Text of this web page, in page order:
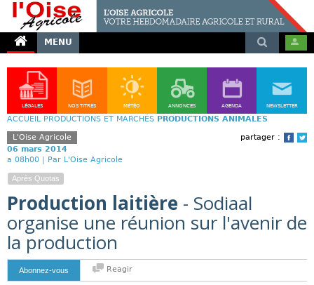
MENU
LÉGALES NOS TITRES MÉTÉO ANNONCES AGENDA NEWSLETTER
ACCUEIL PRODUCTIONS ET MARCHÉS PRODUCTIONS ANIMALES
partager :
L'Oise Agricole
06 mars 2014
a 08h00 | Par L'Oise Agricole
Après Quotas
Production laitière - Sodiaal
organise une réunion sur l'avenir de
la production
Abonnez-vous Reagir